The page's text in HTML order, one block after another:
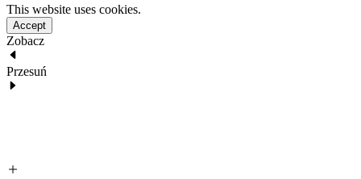
This website uses cookies.
Accept
Zobacz
Przesuń